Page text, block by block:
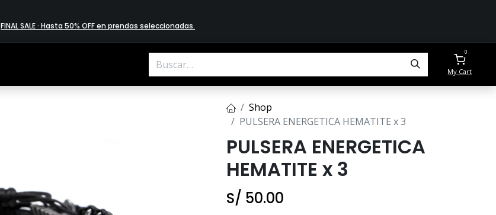
FINAL SALE · Hasta 50% OFF en prendas​ selecciona​das.
0
My Cart
Shop
PULSERA ENERGETICA HEMATITE x 3
PULSERA ENERGETICA
HEMATITE x 3
S/ 50.00